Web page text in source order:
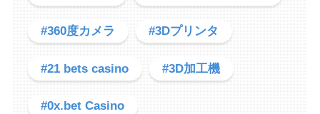
#360度カメラ #3Dプリンタ
#21 bets casino #3D加工機
#0x.bet Casino